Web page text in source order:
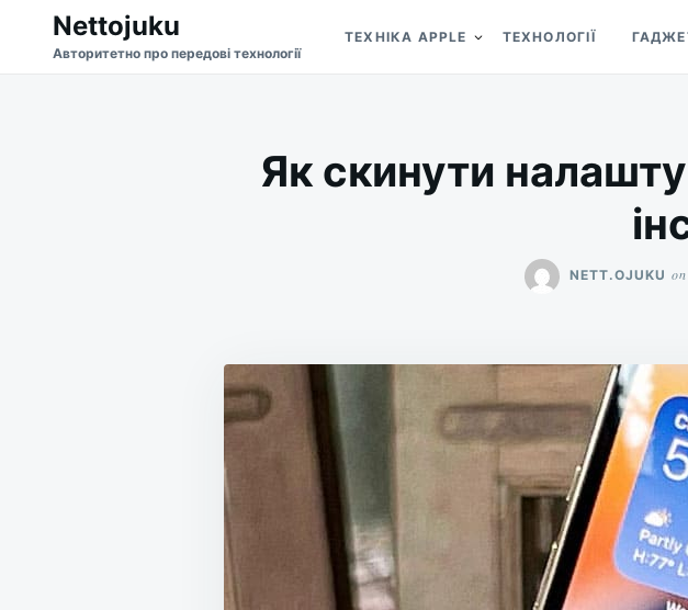
Search
for:
Nettojuku
Авторитетно про передові технології
ТЕХНІКА APPLE ТЕХНОЛОГІЇ
Як скинути
NETT.OJUKU on